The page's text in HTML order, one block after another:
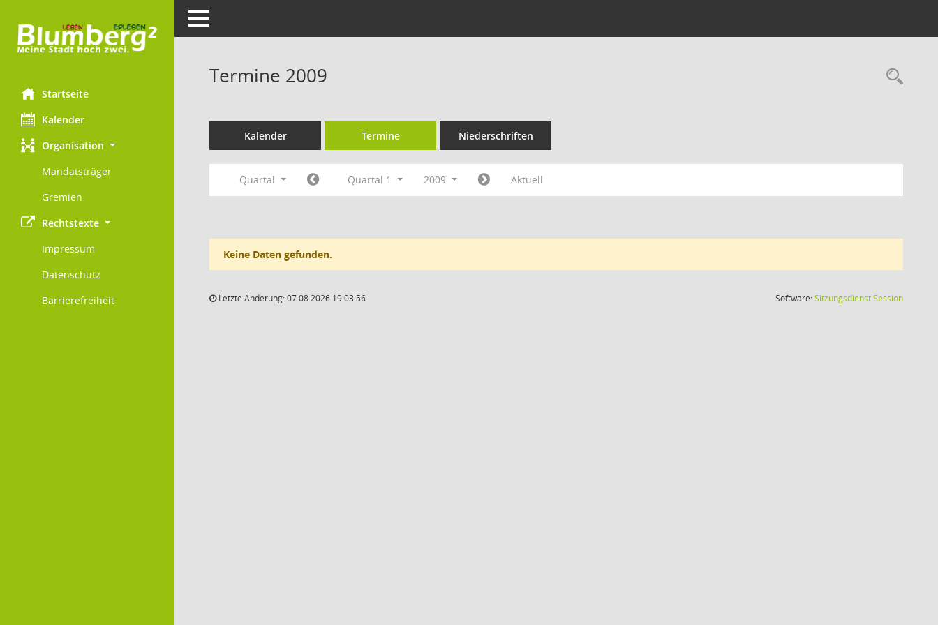
Startseite
Kalender
Organisation
Mandatsträger
Gremien
Rechtstexte
Impressum
Datenschutz
Barrierefreiheit
Toggle navigation
Termine 2009
Kalender Termine Niederschriften
Quartal Quartal 1 2009 Aktuell
Keine Daten gefunden.
Letzte Änderung: 07.08.2026 19:03:56 Software:SitzungsdienstSession(Wird in